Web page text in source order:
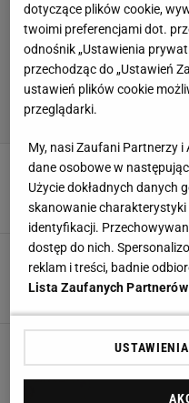
Rosjanie nie
Wielki triumf
Agnieszka
Tak była nr
przed
Stało się!
Błażej Winter,
dotyczące plików cookie,
twoimi preferencjami dot.
odnośnik „Ustawienia
przechodząc do „Ustawień
ustawień plików cookie
przeglądarki.
My, nasi Zaufani Partnerzy
dane osobowe w
Użycie dokładnych danych
skanowanie charakterystyki
identyfikacji.
dostęp do nich.
reklam i treści, badnie
Lista Zaufanych Partnerów